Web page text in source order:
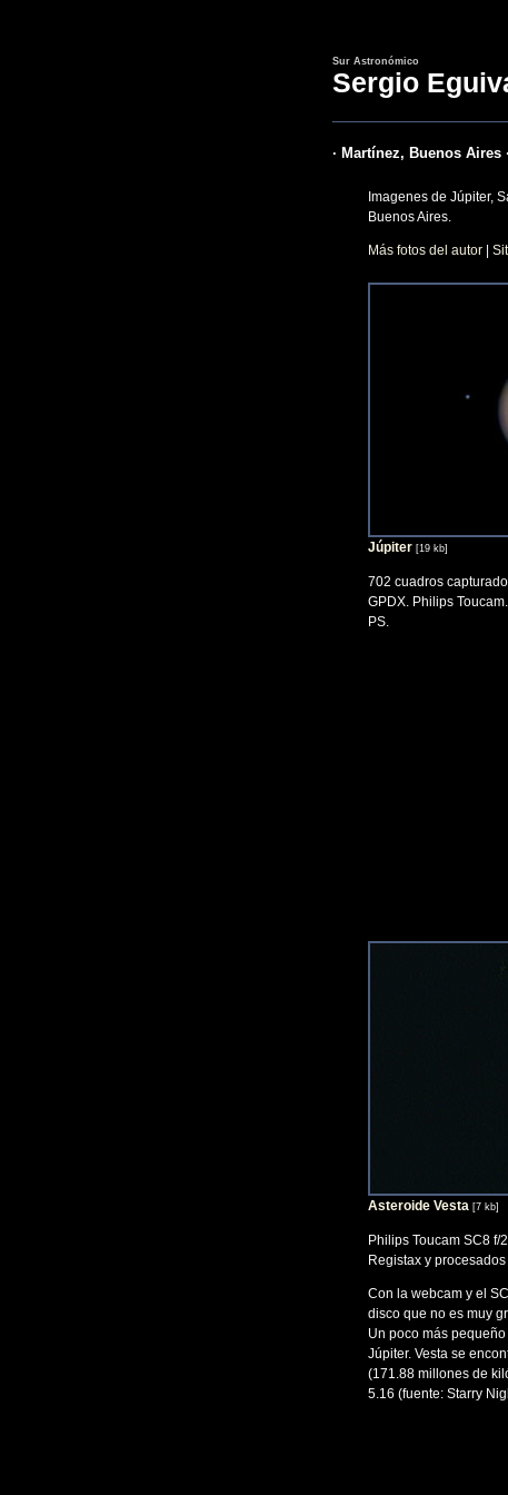
Sur Astronómico
Sergio
· Martínez, Buenos Aires ·
Imagenes de Júpiter,
Buenos Aires.
Más fotos del autor|
Júpiter [19 kb]
702 cuadros
GPDX. Philips
PS.
Asteroide Vesta [7 kb]
Philips Toucam SC8
Registax y
Con la webcam y el
disco que no es muy
Un poco más
Júpiter. Vesta se
(171.88 millones de
5.16 (fuente: Starry